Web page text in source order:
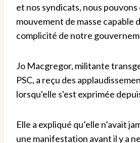
et nos syndicats, nous
mouvement de masse capable
complicité de notre
Jo Macgregor, militante
PSC, a reçu des
lorsqu'elle s'est exprimée
Elle a expliqué qu’elle n’avait
une manifestation avant il y a